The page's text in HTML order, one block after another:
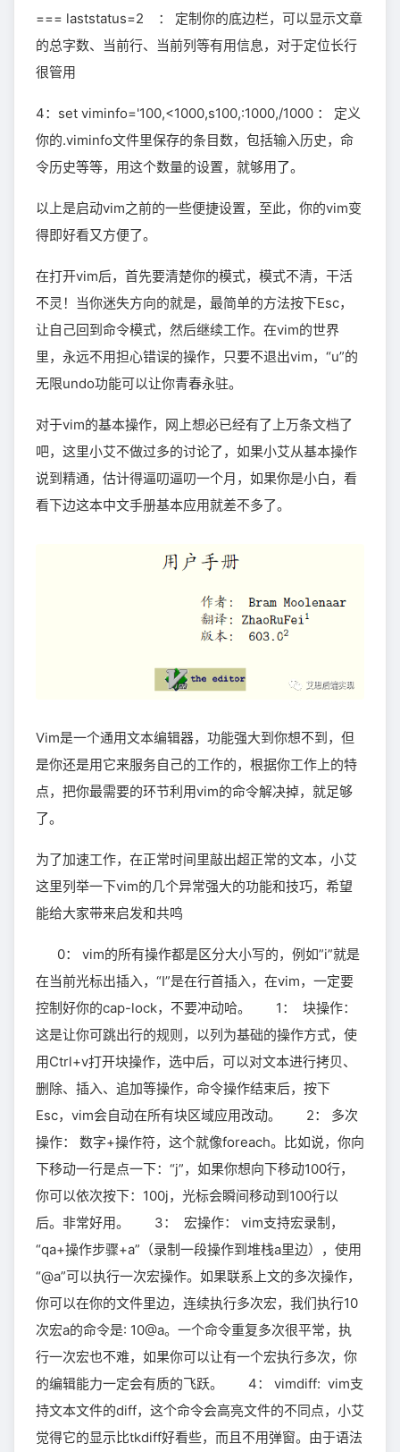
=== laststatus=2 ： 定制你的底边栏，可以显示文章
的总字数、当前行、当前列等有用信息，对于定位长行
很管用
4：set viminfo='100,<1000,s100,:1000,/1000 ： 定义
你的.viminfo文件里保存的条目数，包括输入历史，命
令历史等等，用这个数量的设置，就够用了。
以上是启动vim之前的一些便捷设置，至此，你的vim变
得即好看又方便了。
在打开vim后，首先要清楚你的模式，模式不清，干活
不灵！当你迷失方向的就是，最简单的方法按下Esc，
让自己回到命令模式，然后继续工作。在vim的世界
里，永远不用担心错误的操作，只要不退出vim，“u”的
无限undo功能可以让你青春永驻。
对于vim的基本操作，网上想必已经有了上万条文档了
吧，这里小艾不做过多的讨论了，如果小艾从基本操作
说到精通，估计得逼叨逼叨一个月，如果你是小白，看
看下边这本中文手册基本应用就差不多了。
Vim是一个通用文本编辑器，功能强大到你想不到，但
是你还是用它来服务自己的工作的，根据你工作上的特
点，把你最需要的环节利用vim的命令解决掉，就足够
了。
为了加速工作，在正常时间里敲出超正常的文本，小艾
这里列举一下vim的几个异常强大的功能和技巧，希望
能给大家带来启发和共鸣
0： vim的所有操作都是区分大小写的，例如”i”就是
在当前光标出插入，“I”是在行首插入，在vim，一定要
控制好你的cap-lock，不要冲动哈。 1： 块操作：
这是让你可跳出行的规则，以列为基础的操作方式，使
用Ctrl+v打开块操作，选中后，可以对文本进行拷贝、
删除、插入、追加等操作，命令操作结束后，按下
Esc，vim会自动在所有块区域应用改动。 2： 多次
操作： 数字+操作符，这个就像foreach。比如说，你向
下移动一行是点一下：“j”，如果你想向下移动100行，
你可以依次按下：100j，光标会瞬间移动到100行以
后。非常好用。 3： 宏操作： vim支持宏录制，
“qa+操作步骤+a”（录制一段操作到堆栈a里边），使用
“@a”可以执行一次宏操作。如果联系上文的多次操作，
你可以在你的文件里边，连续执行多次宏，我们执行10
次宏a的命令是: 10@a。一个命令重复多次很平常，执
行一次宏也不难，如果你可以让有一个宏执行多次，你
的编辑能力一定会有质的飞跃。 4： vimdiff: vim支
持文本文件的diff，这个命令会高亮文件的不同点，小艾
觉得它的显示比tkdiff好看些，而且不用弹窗。由于语法